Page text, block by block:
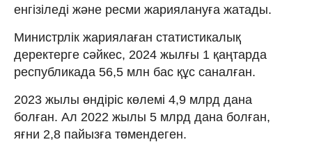
енгізіледі және ресми жариялануға жатады.
Министрлік жариялаған статистикалық
деректерге сәйкес, 2024 жылғы 1 қаңтарда
республикада 56,5 млн бас құс саналған.
2023 жылы өндіріс көлемі 4,9 млрд дана
болған. Ал 2022 жылы 5 млрд дана болған,
яғни 2,8 пайызға төмендеген.